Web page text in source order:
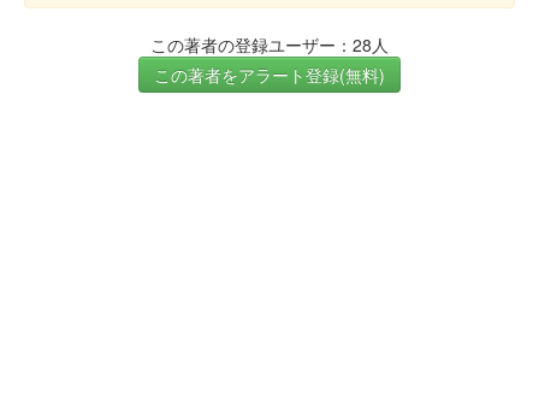
この著者の登録ユーザー：28人
この著者をアラート登録(無料)